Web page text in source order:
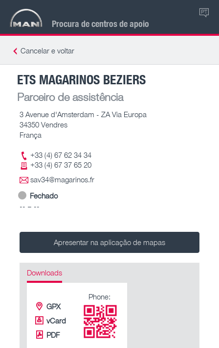
Procura de centros de apoio
PT
Cancelar e voltar
ETS MAGARINOS BEZIERS
Parceiro de assistência
3 Avenue d'Amsterdam - ZA Via Europa
34350 Vendres
França
+33 (4) 67 62 34 34
+33 (4) 67 37 65 20
sav34@magarinos.fr
Fechado
-- – --
Apresentar na aplicação de mapas
Downloads
GPX
vCard
PDF
Phone: